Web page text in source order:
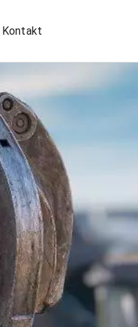
Kontakt